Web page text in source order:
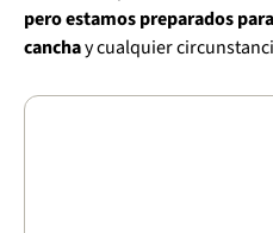
pero estamos preparados
canchay cualquier